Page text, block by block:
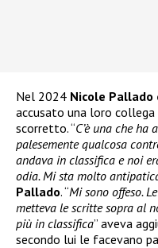
Nel 2024 Nicole Pallado
accusato una loro
scorretto. “C’è una che ha
palesemente qualcosa
andava in classifica e noi
odia. Mi sta molto
Pallado. “Mi sono offeso.
metteva le scritte sopra al
più in classifica” aveva
secondo lui le facevano